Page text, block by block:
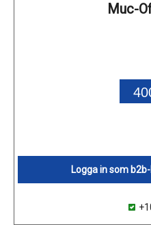
Muc-
Logga in som